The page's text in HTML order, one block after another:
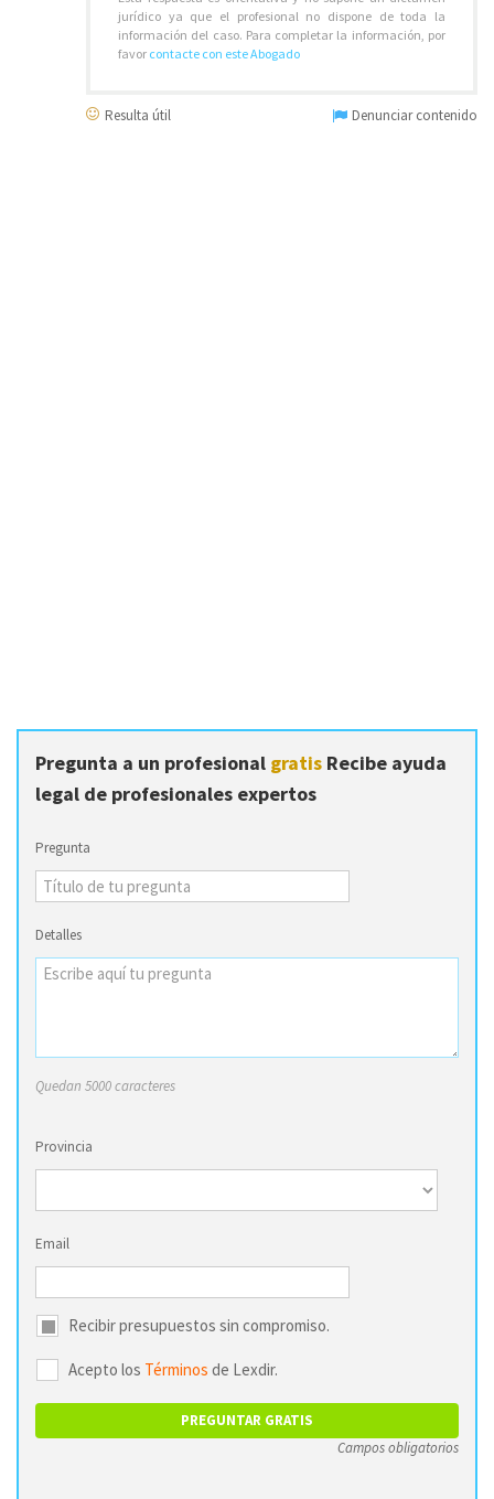
jurídico ya que el profesional no dispone de toda la
información del caso. Para completar la información, por
favor contacte con este Abogado
Resulta útil Denunciar contenido
Pregunta a un profesional gratis Recibe ayuda
legal de profesionales expertos
Pregunta
Detalles
Quedan 5000 caracteres
Provincia
Email
Recibir presupuestos sin compromiso.
Acepto los Términos de Lexdir.
Campos obligatorios